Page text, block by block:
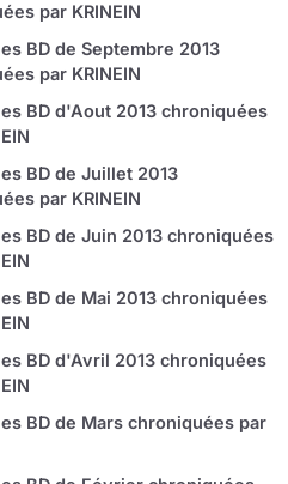
par KRINEIN
BD de Septembre 2013
par KRINEIN
BD d'Aout 2013 chroniquées
BD de Juillet 2013
par KRINEIN
BD de Juin 2013 chroniquées
BD de Mai 2013 chroniquées
BD d'Avril 2013 chroniquées
BD de Mars chroniquées par